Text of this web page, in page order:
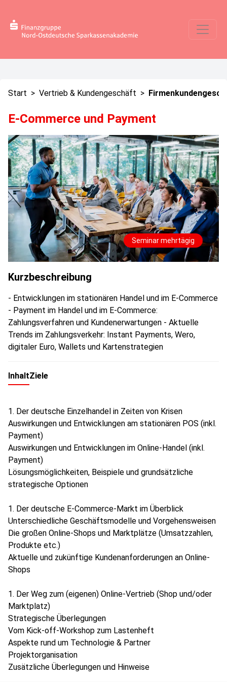
Start > Vertrieb & Kundengeschäft >
E-Commerce und Payment
Seminar mehrtägig
Kurzbeschreibung
- Entwicklungen im stationären Handel und im E-Commerce
- Payment im Handel und im E-Commerce:
Zahlungsverfahren und Kundenerwartungen - Aktuelle
Trends im Zahlungsverkehr: Instant Payments, Wero,
digitaler Euro, Wallets und Kartenstrategien
InhaltZiele
Der deutsche Einzelhandel in Zeiten von Krisen
Auswirkungen und Entwicklungen am stationären POS (inkl.
Payment)
Auswirkungen und Entwicklungen im Online-Handel (inkl.
Payment)
Lösungsmöglichkeiten, Beispiele und grundsätzliche
strategische Optionen
Der deutsche E-Commerce-Markt im Überblick
Unterschiedliche Geschäftsmodelle und Vorgehensweisen
Die großen Online-Shops und Marktplätze (Umsatzzahlen,
Produkte etc.)
Aktuelle und zukünftige Kundenanforderungen an Online-
Shops
Der Weg zum (eigenen) Online-Vertrieb (Shop und/oder
Marktplatz)
Strategische Überlegungen
Vom Kick-off-Workshop zum Lastenheft
Aspekte rund um Technologie & Partner
Projektorganisation
Zusätzliche Überlegungen und Hinweise